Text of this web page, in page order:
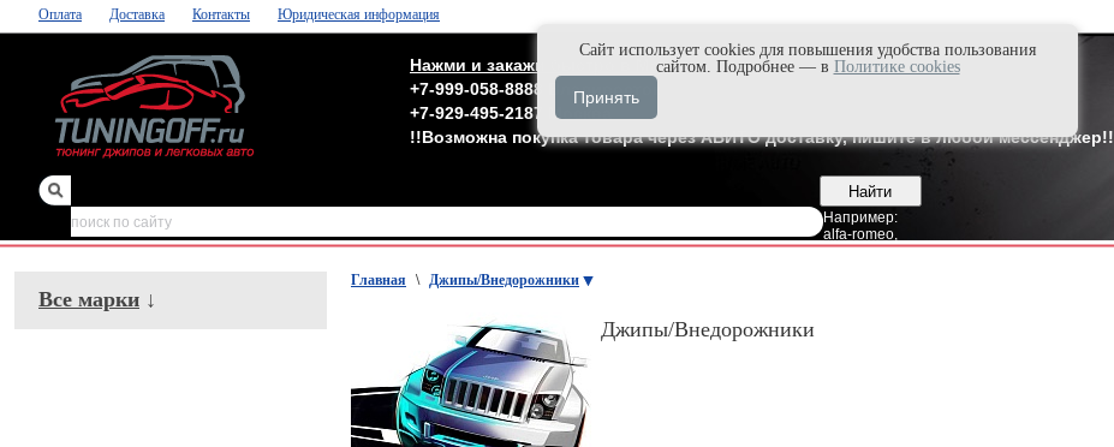
Оплата Доставка Контакты Юридическая информация
Нажми и закажи быстро в Max'е
+7-999-058-8888
Владивосток
+7-929-495-2187
Москва
!!Возможна покупка товара через АВИТО доставку, пишите в любой мессенджер!!
Например:
alfa-romeo,
зеркала,обвесы
Все марки ↓
Главная \ Джипы/Внедорожники
Джипы/Внедорожники
Cайт использует cookies для повышения удобства пользования
сайтом. Подробнее — в Политике cookies
Принять